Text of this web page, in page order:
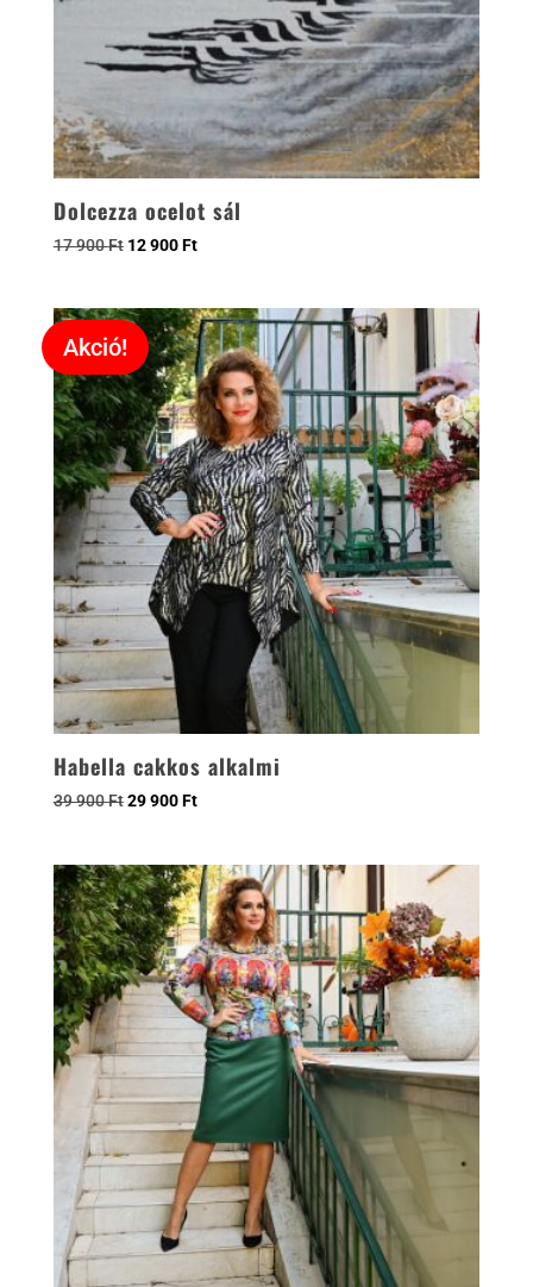
Dolcezza ocelot sál
17 900Ft 12 900Ft
Akció!
Habella cakkos alkalmi
39 900Ft 29 900Ft